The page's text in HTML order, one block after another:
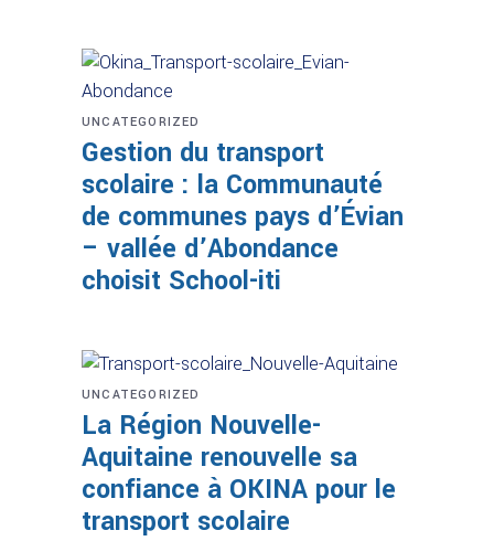
UNCATEGORIZED
Gestion du transport
scolaire : la Communauté
de communes pays d’Évian
– vallée d’Abondance
choisit School-iti
UNCATEGORIZED
La Région Nouvelle-
Aquitaine renouvelle sa
confiance à OKINA pour le
transport scolaire